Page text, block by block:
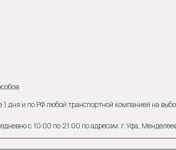
дня и по РФ любой транспортной компанией на
с 10:00 по 21:00 по адресам: г.Уфа,